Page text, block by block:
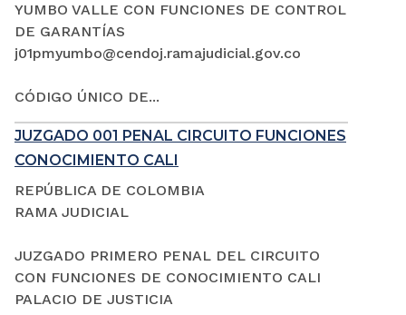
YUMBO VALLE CON FUNCIONES DE CONTROL
DE GARANTÍAS
j01pmyumbo@cendoj.ramajudicial.gov.co
CÓDIGO ÚNICO DE...
JUZGADO 001 PENAL CIRCUITO FUNCIONES
CONOCIMIENTO CALI
REPÚBLICA DE COLOMBIA
RAMA JUDICIAL
JUZGADO PRIMERO PENAL DEL CIRCUITO
CON FUNCIONES DE CONOCIMIENTO CALI
PALACIO DE JUSTICIA